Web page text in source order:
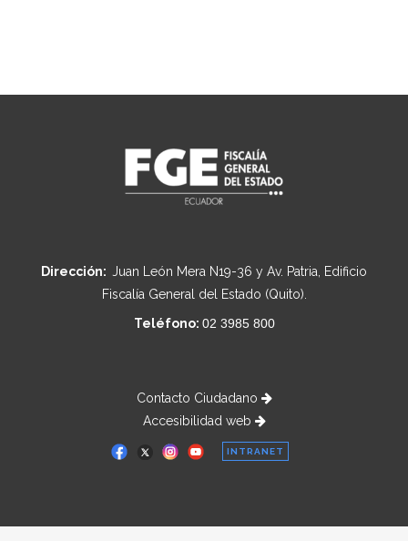
Dirección: Juan León Mera N19-36 y Av. Patria, Edificio
Fiscalía General del Estado (Quito).
Teléfono: 02 3985 800
Contacto Ciudadano
Accesibilidad web
INTRANET